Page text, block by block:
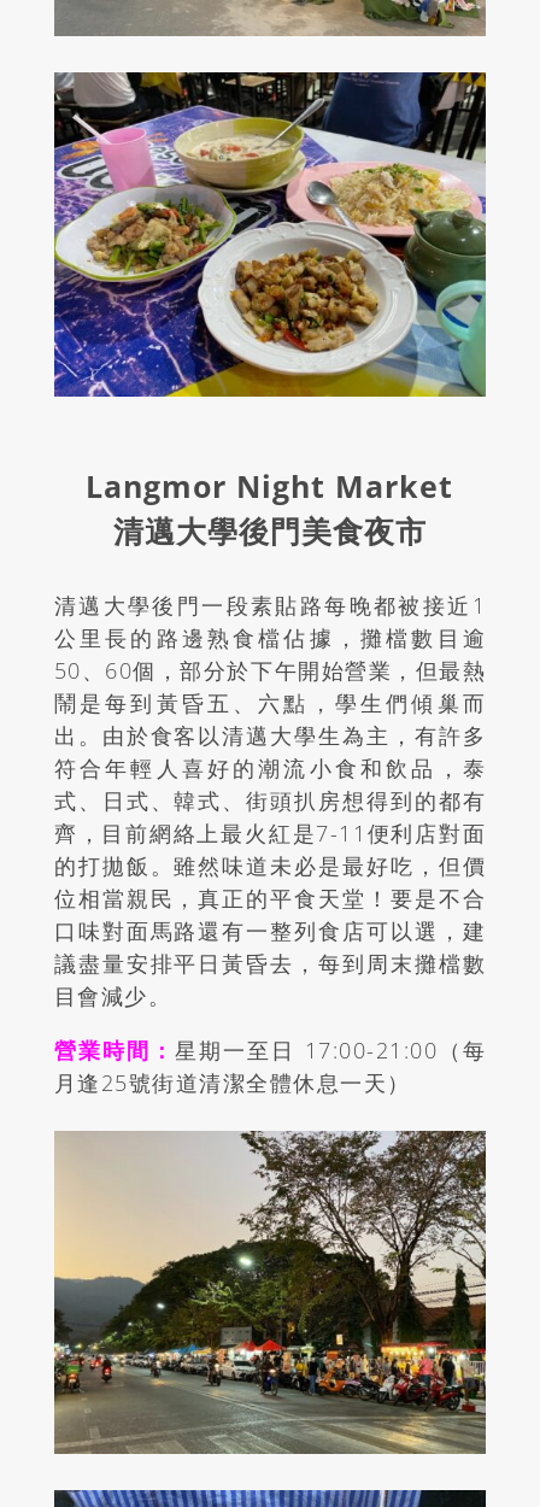
Langmor Night Market
清邁大學後門美食夜市
清邁大學後門一段素貼路每晚都被接近1
公里長的路邊熟食檔佔據，攤檔數目逾
50、60個，部分於下午開始營業，但最熱
鬧是每到黃昏五、六點，學生們傾巢而
出。由於食客以清邁大學生為主，有許多
符合年輕人喜好的潮流小食和飲品，泰
式、日式、韓式、街頭扒房想得到的都有
齊，目前網絡上最火紅是7-11便利店對面
的打拋飯。雖然味道未必是最好吃，但價
位相當親民，真正的平食天堂！要是不合
口味對面馬路還有一整列食店可以選，建
議盡量安排平日黃昏去，每到周末攤檔數
目會減少。
營業時間：星期一至日 17:00-21:00（每
月逢25號街道清潔全體休息一天）